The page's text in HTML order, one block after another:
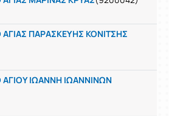
ΠΑΡΑΣΚΕΥΗΣ ΚΟΝΙΤΣΗΣ
ΙΩΑΝΝΗ ΙΩΑΝΝΙΝΩΝ